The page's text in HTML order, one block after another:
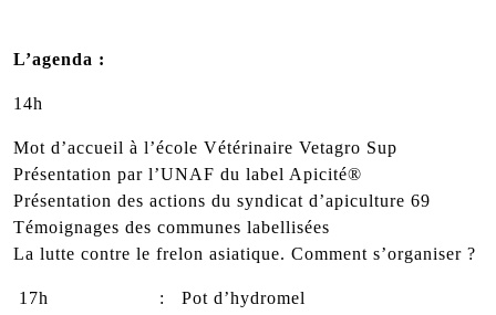
L’agenda :
14h
Mot d’accueil à l’école Vétérinaire Vetagro Sup
Présentation par l’UNAF du label Apicité®
Présentation des actions du syndicat d’apiculture 69
Témoignages des communes labellisées
La lutte contre le frelon asiatique. Comment s’organiser ?
17h : Pot d’hydromel